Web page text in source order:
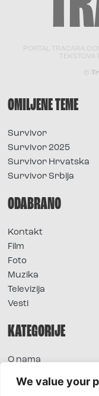
We value your
PORTAL
TEKSTOVA
©
OMILJENE TEME
Survivor
Survivor 2025
Survivor Hrvatska
Survivor Srbija
ODABRANO
Kontakt
Film
Foto
Muzika
Televizija
Vesti
KATEGORIJE
O nama
Extra